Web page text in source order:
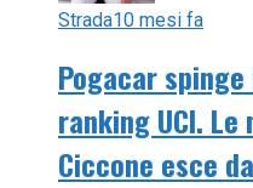
Strada10 mesi fa
Pogacar
ranking UCI.
Ciccone esce